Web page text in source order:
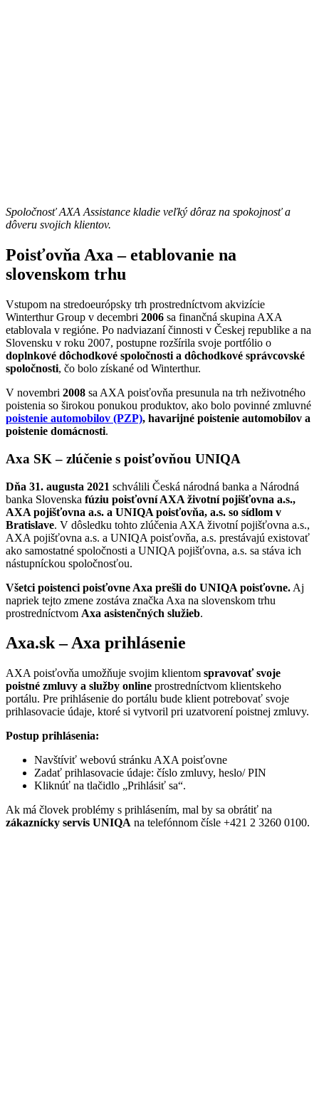
Spoločnosť AXA Assistance kladie veľký dôraz na spokojnosť a
dôveru svojich klientov.
Poisťovňa Axa – etablovanie na
slovenskom trhu
Vstupom na stredoeurópsky trh prostredníctvom akvizície
Winterthur Group v decembri 2006 sa finančná skupina AXA
etablovala v regióne. Po nadviazaní činnosti v Českej republike a na
Slovensku v roku 2007, postupne rozšírila svoje portfólio o
doplnkové dôchodkové spoločnosti a dôchodkové správcovské
spoločnosti, čo bolo získané od Winterthur.
V novembri 2008 sa AXA poisťovňa presunula na trh neživotného
poistenia so širokou ponukou produktov, ako bolo povinné zmluvné
poistenie automobilov (PZP), havarijné poistenie automobilov a
poistenie domácnosti.
Axa SK – zlúčenie s poisťovňou UNIQA
Dňa 31. augusta 2021 schválili Česká národná banka a Národná
banka Slovenska fúziu poisťovní AXA životní pojišťovna a.s.,
AXA pojišťovna a.s. a UNIQA poisťovňa, a.s. so sídlom v
Bratislave. V dôsledku tohto zlúčenia AXA životní pojišťovna a.s.,
AXA pojišťovna a.s. a UNIQA poisťovňa, a.s. prestávajú existovať
ako samostatné spoločnosti a UNIQA pojišťovna, a.s. sa stáva ich
nástupníckou spoločnosťou.
Všetci poistenci poisťovne Axa prešli do UNIQA poisťovne. Aj
napriek tejto zmene zostáva značka Axa na slovenskom trhu
prostredníctvom Axa asistenčných služieb.
Axa.sk – Axa prihlásenie
AXA poisťovňa umožňuje svojim klientom spravovať svoje
poistné zmluvy a služby online prostredníctvom klientskeho
portálu. Pre prihlásenie do portálu bude klient potrebovať svoje
prihlasovacie údaje, ktoré si vytvoril pri uzatvorení poistnej zmluvy.
Postup prihlásenia:
Navštíviť webovú stránku AXA poisťovne
Zadať prihlasovacie údaje: číslo zmluvy, heslo/ PIN
Kliknúť na tlačidlo „Prihlásiť sa“.
Ak má človek problémy s prihlásením, mal by sa obrátiť na
zákaznícky servis UNIQA na telefónnom čísle +421 2 3260 0100.